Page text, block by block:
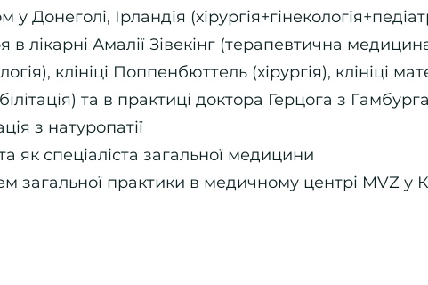
Донеголі, Ірландія
в лікарні Амалії Зівекінг (терапевтична
клініці Поппенбюттель (хірургія), клініці
та в практиці доктора Герцога з
з натуропатії
як спеціаліста загальної медицини
загальної практики в медичному центрі MVZ у